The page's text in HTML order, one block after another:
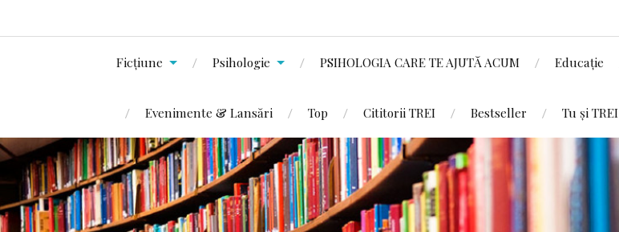
Ficțiune Psihologie PSIHOLOGIA CARE TE AJUTĂ ACUM Educație
Evenimente & Lansări Top Cititorii TREI Bestseller Tu și TREI